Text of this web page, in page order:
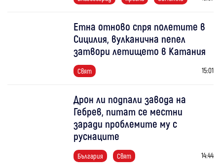
Етна отново спря полетите в
Сицилия, вулканична пепел
затвори летището в Катания
Свят 15:01
Дрон ли подпали завода на
Гебрев, питат се местни
заради проблемите му с
руснаците
България Свят 14:44